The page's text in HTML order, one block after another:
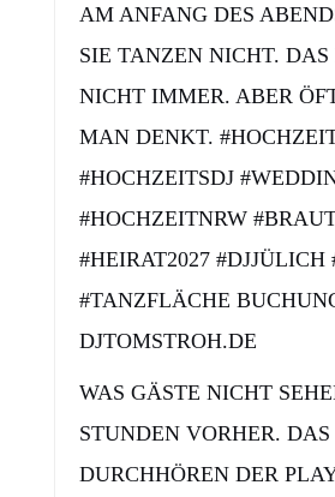
M ANFANG DES ABENDS
IE TANZEN NICHT. DAS
ICHT IMMER. ABER
AN DENKT. #HOCHZEIT
HOCHZEITSDJ
HOCHZEITNRW
HEIRAT2027 #DJJÜLICH
TANZFLÄCHE
JTOMSTROH.DE
WAS GÄSTE NICHT
STUNDEN VORHER. DAS
DURCHHÖREN DER